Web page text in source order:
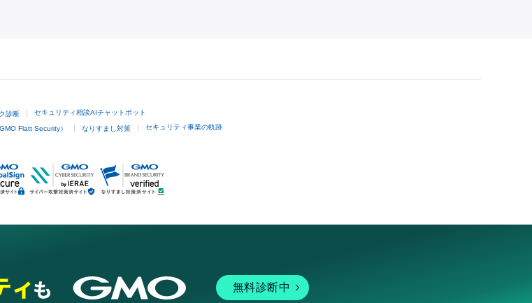
診断 セキュリティ相談AIチャットボット
Flatt Security） なりすまし対策 セキュリティ事業の軌跡
無料診断中